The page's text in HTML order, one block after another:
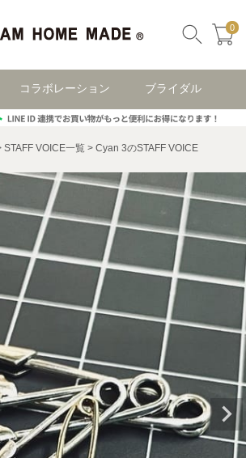
0
コラボレーション ブライダル
STAFF VOICE一覧 Cyan 3のSTAFF VOICE